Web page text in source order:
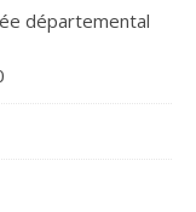
départemental